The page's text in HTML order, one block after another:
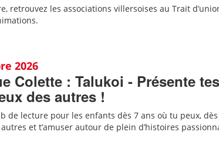
retrouvez les associations villersoises au Trait
2026
Colette : Talukoi - Présente
des autres !
de lecture pour les enfants dès 7 ans où tu peux,
et t’amuser autour de plein d’histoires